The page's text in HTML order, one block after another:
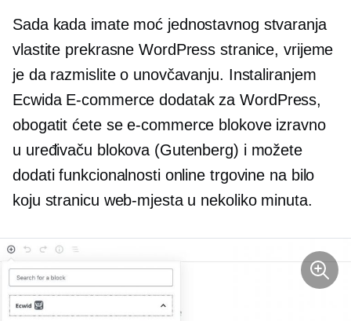
Sada kada imate moć jednostavnog stvaranja
vlastite prekrasne WordPress stranice, vrijeme
je da razmislite o unovčavanju. Instaliranjem
Ecwida E-commerce dodatak za WordPress,
obogatit ćete see-commerce blokove izravno
u uređivaču blokova (Gutenberg) i možete
dodati funkcionalnosti online trgovine na bilo
koju stranicu web-mjesta u nekoliko minuta.